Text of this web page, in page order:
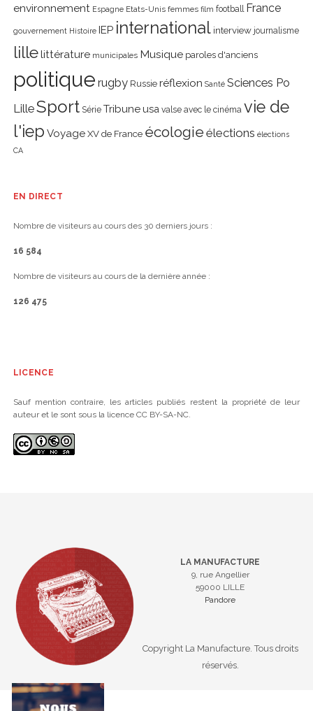
environnement Espagne Etats-Unis femmes film football France
gouvernement Histoire IEP international interview journalisme
lillelittérature municipales Musique paroles d'anciens
politique rugby Russie réflexion Santé Sciences Po
LilleSport Série Tribune usa valse avec le cinéma vie de
l'iep Voyage XV de France écologie élections élections
CA
EN DIRECT
Nombre de visiteurs au cours des 30 derniers jours :
16 584
Nombre de visiteurs au cours de la dernière année :
126 475
LICENCE
Sauf mention contraire, les articles publiés restent la propriété de leur
auteur et le sont sous la licence CC BY-SA-NC.
LA MANUFACTURE
9, rue Angellier
59000 LILLE
Pandore
Copyright La Manufacture. Tous droits
réservés.